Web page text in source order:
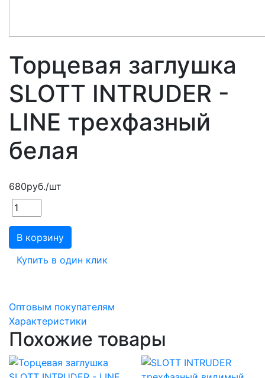
Торцевая заглушка
SLOTT INTRUDER -
LINE трехфазный
белая
680руб./шт
В корзину
Купить в один клик
Оптовым покупателям
Характеристики
Похожие товары